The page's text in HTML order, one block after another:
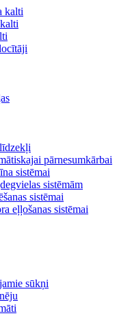
kalti
pārnesumkārbai
sistēmai
sistēmām
sistēmai
eļļošanas sistēmai
sūkņi